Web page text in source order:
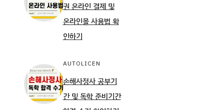
권 온라인 결제 및
온라인몰 사용법 확
인하기
AUTOLICEN
손해사정사 공부기
간 및 독학 준비기간